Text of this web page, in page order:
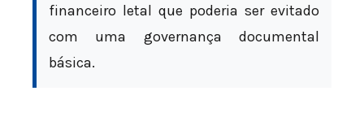
financeiro letal que poderia ser evitado
com uma governança documental
básica.